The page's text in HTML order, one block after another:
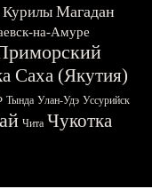
Курилы Магадан
на-Амуре
Саха (Якутия)
Тында Улан-Удэ Уссурийск
Чита Чукотка